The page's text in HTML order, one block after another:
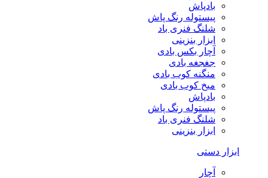
بادپاش
پیستوله رنگ پاش
شلنگ فنری باد
ابزار بنزینی
آچار بکس بادی
جغجغه بادی
منگنه کوب بادی
میخ کوب بادی
بادپاش
پیستوله رنگ پاش
شلنگ فنری باد
ابزار بنزینی
ابزار دستی
آچار